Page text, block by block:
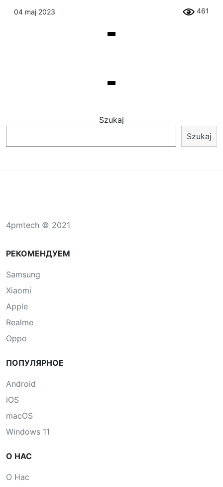
04 maj 2023 461
Szukaj
Szukaj
4pmtech © 2021
РЕКОМЕНДУЕМ
Samsung
Xiaomi
Apple
Realme
Oppo
ПОПУЛЯРНОЕ
Android
iOS
macOS
Windows 11
О НАС
О Нас